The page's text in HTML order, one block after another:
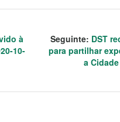
à
10-
Seguinte: DST
para partilhar
a